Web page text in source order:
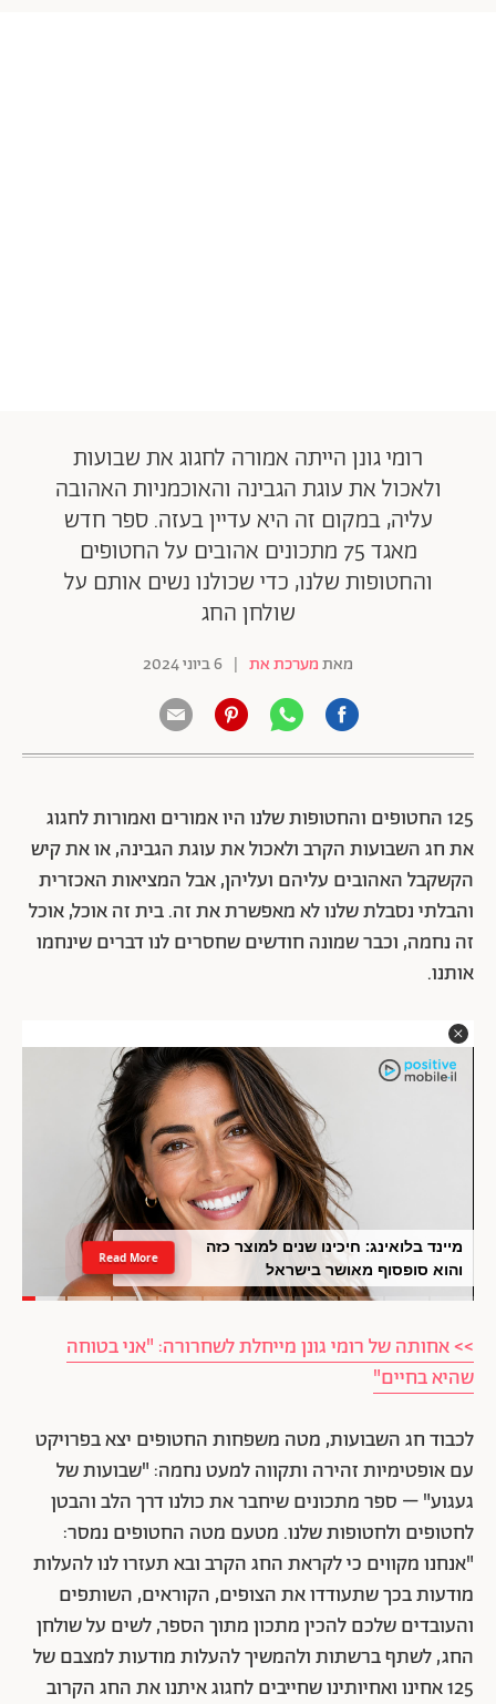
רומי גונן הייתה אמורה לחגוג את שבועות
ולאכול את עוגת הגבינה והאוכמניות האהובה
עליה, במקום זה היא עדיין בעזה. ספר חדש
מאגד 75 מתכונים אהובים על החטופים
והחטופות שלנו, כדי שכולנו נשים אותם על
שולחן החג
מאתמערכת את | 6 ביוני 2024
125 החטופים והחטופות שלנו היו אמורים ואמורות לחגוג
את חג השבועות הקרב ולאכול את עוגת הגבינה, או את קיש
הקשקבל האהובים עליהם ועליהן, אבל המציאות האכזרית
והבלתי נסבלת שלנו לא מאפשרת את זה. בית זה אוכל, אוכל
זה נחמה, וכבר שמונה חודשים שחסרים לנו דברים שינחמו
אותנו.
מיינד בלואינג: חיכינו שנים למוצר כזה
והוא סופסוף מאושר בישראל
Read More
>> אחותה של רומי גונן מייחלת לשחרורה: "אני בטוחה
שהיא בחיים"
לכבוד חג השבועות, מטה משפחות החטופים יצא בפרויקט
עם אופטימיות זהירה ותקווה למעט נחמה: "שבועות של
געגוע" – ספר מתכונים שיחבר את כולנו דרך הלב והבטן
לחטופים ולחטופות שלנו. מטעם מטה החטופים נמסר:
"אנחנו מקווים כי לקראת החג הקרב ובא תעזרו לנו להעלות
מודעות בכך שתעודדו את הצופים, הקוראים, השותפים
והעובדים שלכם להכין מתכון מתוך הספר, לשים על שולחן
החג, לשתף ברשתות ולהמשיך להעלות מודעות למצבם של
125 אחינו ואחיותינו שחייבים לחגוג איתנו את החג הקרוב